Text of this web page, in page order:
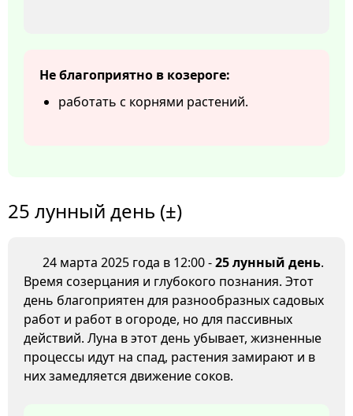
Не благоприятно в козероге:
работать с корнями растений.
25 лунный день (±)
24 марта 2025 года в 12:00 -25 лунный день.
Время созерцания и глубокого познания. Этот
день благоприятен для разнообразных садовых
работ и работ в огороде, но для пассивных
действий. Луна в этот день убывает, жизненные
процессы идут на спад, растения замирают и в
них замедляется движение соков.